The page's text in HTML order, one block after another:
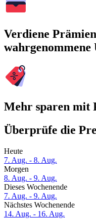
Verdiene
wahrgenommene
Mehr sparen mit
Überprüfe die
Heute
7. Aug. - 8. Aug.
Morgen
8. Aug. - 9. Aug.
Dieses Wochenende
7. Aug. - 9. Aug.
Nächstes Wochenende
14. Aug. - 16. Aug.